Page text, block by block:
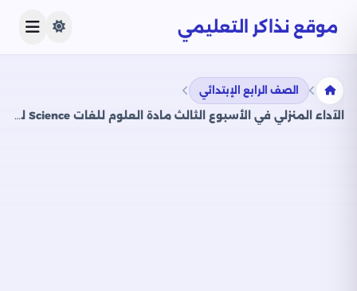
موقع نذاكر التعليمي
الصف الرابع الإبتدائي
الآداء المنزلي في الأسبوع الثالث مادة العلوم للغات Science للصف الرابع الإبتدائي الترم الثاني 2025 بصيغة PDF